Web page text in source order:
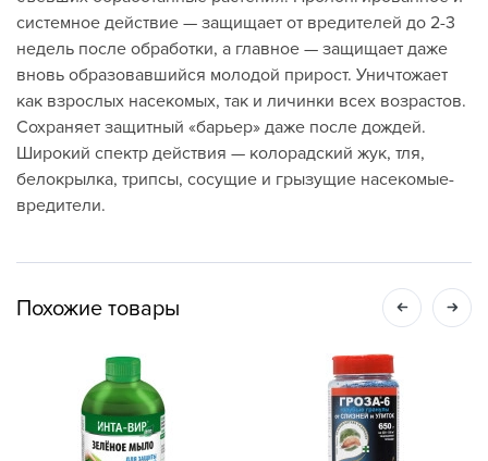
системное действие — защищает от вредителей до 2-3
недель после обработки, а главное — защищает даже
вновь образовавшийся молодой прирост. Уничтожает
как взрослых насекомых, так и личинки всех возрастов.
Сохраняет защитный «барьер» даже после дождей.
Широкий спектр действия — колорадский жук, тля,
белокрылка, трипсы, сосущие и грызущие насекомые-
вредители.
Похожие товары